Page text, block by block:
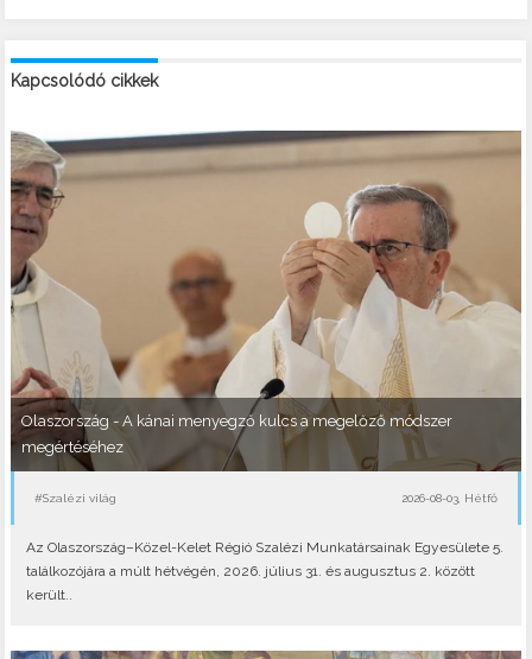
Kapcsolódó cikkek
Olaszország - A kánai menyegző kulcs a megelőző módszer
megértéséhez
#Szalézi világ 2026-08-03, Hétfő
Az Olaszország–Közel-Kelet Régió Szalézi Munkatársainak Egyesülete 5.
találkozójára a múlt hétvégén, 2026. július 31. és augusztus 2. között
került..